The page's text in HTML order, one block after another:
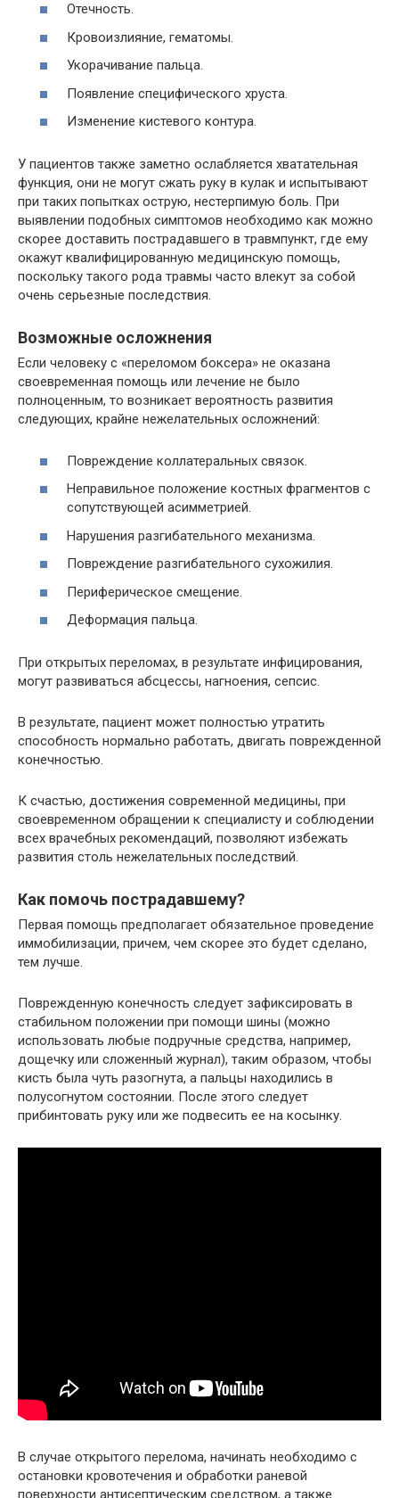
Отечность.
Кровоизлияние, гематомы.
Укорачивание пальца.
Появление специфического хруста.
Изменение кистевого контура.
У пациентов также заметно ослабляется хватательная
функция, они не могут сжать руку в кулак и испытывают
при таких попытках острую, нестерпимую боль. При
выявлении подобных симптомов необходимо как можно
скорее доставить пострадавшего в травмпункт, где ему
окажут квалифицированную медицинскую помощь,
поскольку такого рода травмы часто влекут за собой
очень серьезные последствия.
Возможные осложнения
Если человеку с «переломом боксера» не оказана
своевременная помощь или лечение не было
полноценным, то возникает вероятность развития
следующих, крайне нежелательных осложнений:
Повреждение коллатеральных связок.
Неправильное положение костных фрагментов с
сопутствующей асимметрией.
Нарушения разгибательного механизма.
Повреждение разгибательного сухожилия.
Периферическое смещение.
Деформация пальца.
При открытых переломах, в результате инфицирования,
могут развиваться абсцессы, нагноения, сепсис.
В результате, пациент может полностью утратить
способность нормально работать, двигать поврежденной
конечностью.
К счастью, достижения современной медицины, при
своевременном обращении к специалисту и соблюдении
всех врачебных рекомендаций, позволяют избежать
развития столь нежелательных последствий.
Как помочь пострадавшему?
Первая помощь предполагает обязательное проведение
иммобилизации, причем, чем скорее это будет сделано,
тем лучше.
Поврежденную конечность следует зафиксировать в
стабильном положении при помощи шины (можно
использовать любые подручные средства, например,
дощечку или сложенный журнал), таким образом, чтобы
кисть была чуть разогнута, а пальцы находились в
полусогнутом состоянии. После этого следует
прибинтовать руку или же подвесить ее на косынку.
В случае открытого перелома, начинать необходимо с
остановки кровотечения и обработки раневой
поверхности антисептическим средством, а также